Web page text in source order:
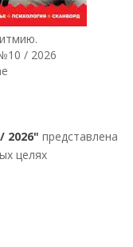
/ 2026
2026" представлена
целях